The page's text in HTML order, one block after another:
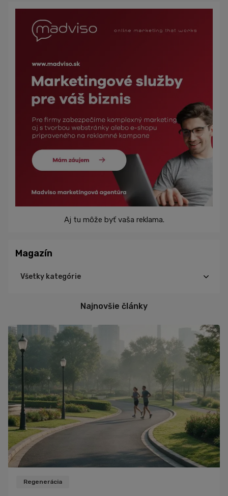
Aj tu môže byť vaša reklama.
Magazín
Všetky kategórie
Turistika
Beh
Výživa
Ďalšie športy
Šport
Zdravie
Cviky
Iné
Recepty
Najnovšie články
Regenerácia